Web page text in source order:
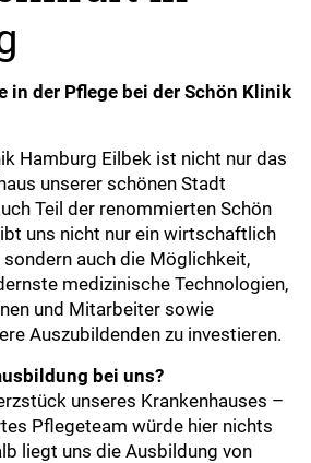
in der Pflege bei der Schön Klinik
Hamburg Eilbek ist nicht nur das
unserer schönen Stadt
Teil der renommierten Schön
uns nicht nur ein wirtschaftlich
auch die Möglichkeit,
medizinische Technologien,
und Mitarbeiter sowie
Auszubildenden zu investieren.
bei uns?
unseres Krankenhauses –
Pflegeteam würde hier nichts
liegt uns die Ausbildung von